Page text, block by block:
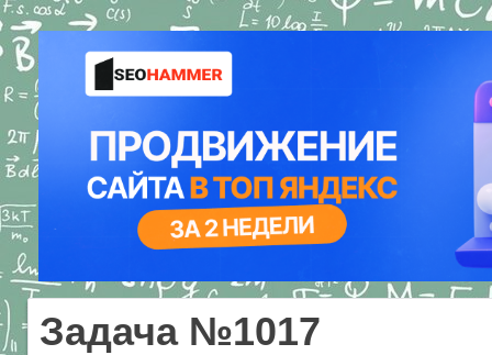
Задача №1017